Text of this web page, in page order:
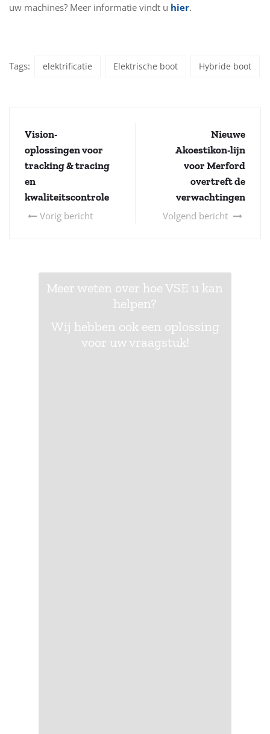
uw machines? Meer informatie vindt u hier.
Tags: elektrificatie Elektrische boot Hybride boot
Vision-
oplossingen voor
tracking & tracing
en
kwaliteitscontrole
Vorig bericht
Nieuwe
Akoestikon-lijn
voor Merford
overtreft de
verwachtingen
Volgend bericht
Meer weten over hoe VSE u kan
helpen?
Wij hebben ook een oplossing
voor uw vraagstuk!